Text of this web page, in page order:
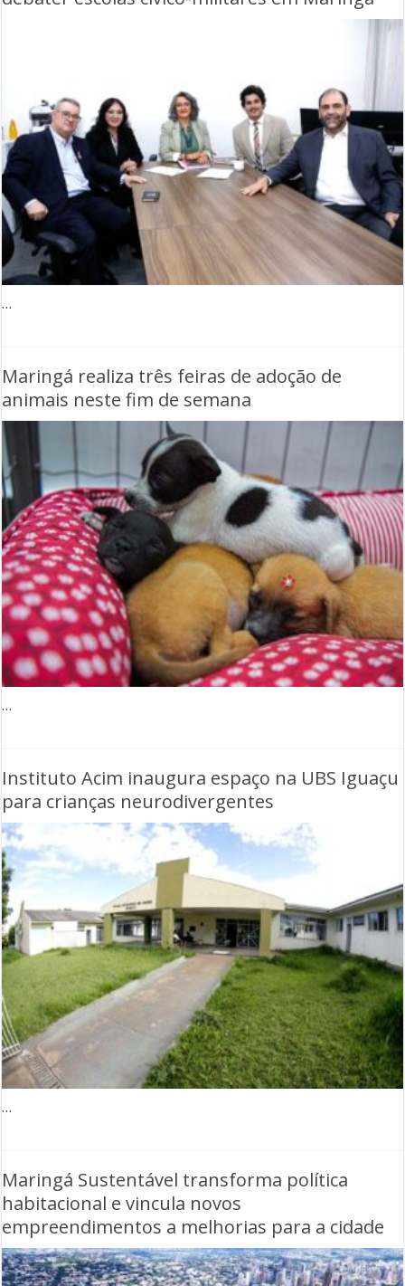
…
Maringá realiza três feiras de adoção de
animais neste fim de semana
…
Instituto Acim inaugura espaço na UBS Iguaçu
para crianças neurodivergentes
…
Maringá Sustentável transforma política
habitacional e vincula novos
empreendimentos a melhorias para a cidade